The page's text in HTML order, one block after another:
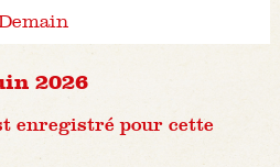
2026
enregistré pour cette